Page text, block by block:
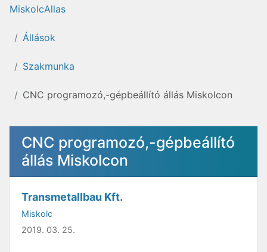
MiskolcAllas
Állások
Szakmunka
CNC programozó,-gépbeállító állás Miskolcon
CNC programozó,-gépbeállító
állás Miskolcon
Transmetallbau Kft.
Miskolc
2019. 03. 25.